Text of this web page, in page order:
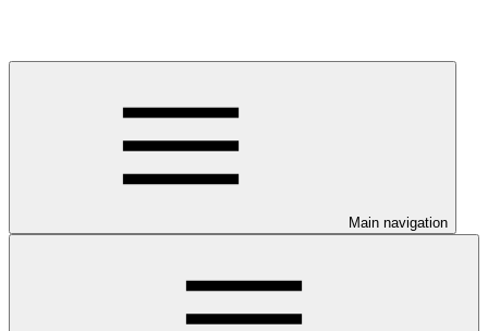
Main navigation